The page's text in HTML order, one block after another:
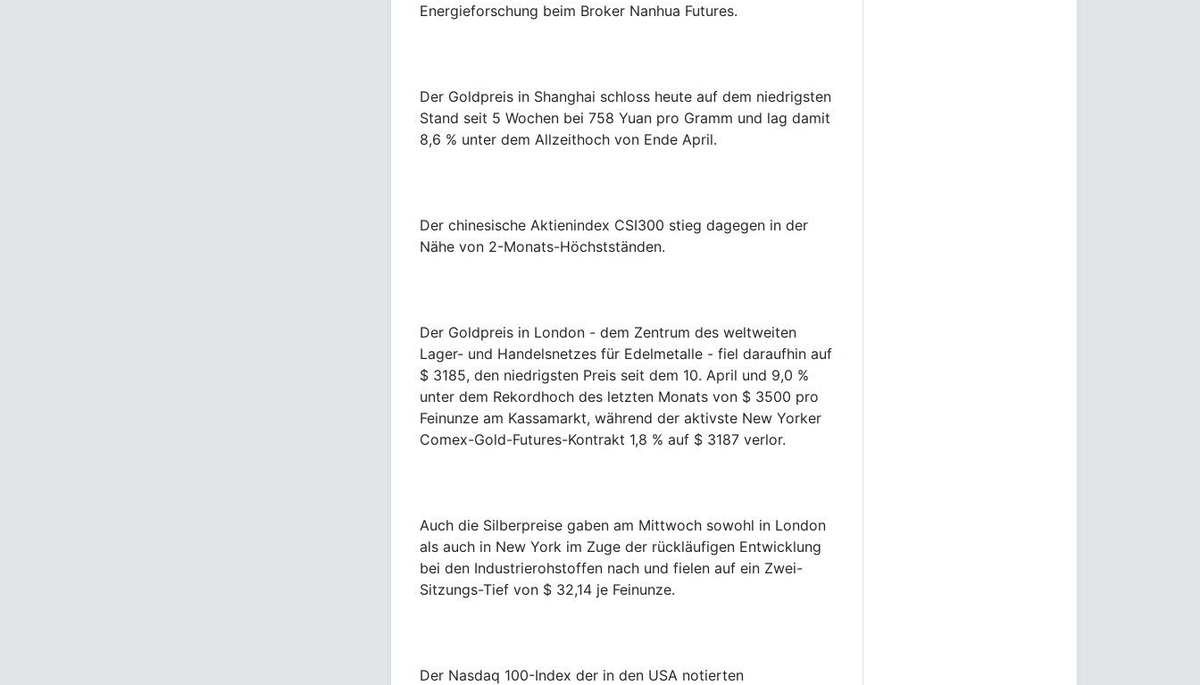
Energieforschung beim Broker Nanhua Futures.
Der Goldpreis in Shanghai schloss heute auf dem niedrigsten
Stand seit 5 Wochen bei 758 Yuan pro Gramm und lag damit
8,6 % unter dem Allzeithoch von Ende April.
Der chinesische Aktienindex CSI300 stieg dagegen in der
Nähe von 2-Monats-Höchstständen.
Der Goldpreis in London - dem Zentrum des weltweiten
Lager- und Handelsnetzes für Edelmetalle - fiel daraufhin auf
$ 3185, den niedrigsten Preis seit dem 10. April und 9,0 %
unter dem Rekordhoch des letzten Monats von $ 3500 pro
Feinunze am Kassamarkt, während der aktivste New Yorker
Comex-Gold-Futures-Kontrakt 1,8 % auf $ 3187 verlor.
Auch die Silberpreise gaben am Mittwoch sowohl in London
als auch in New York im Zuge der rückläufigen Entwicklung
bei den Industrierohstoffen nach und fielen auf ein Zwei-
Sitzungs-Tief von $ 32,14 je Feinunze.
Der Nasdaq 100-Index der in den USA notierten